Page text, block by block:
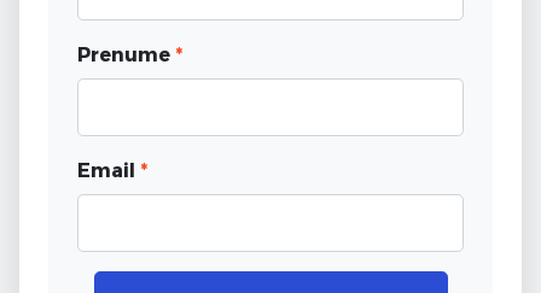
Prenume *
Email *